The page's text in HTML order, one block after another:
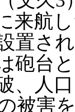
来航
置さ
砲台
、人
被害